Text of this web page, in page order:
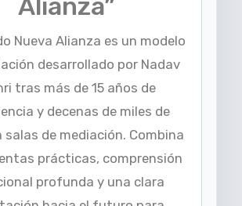
Nueva Alianza es un modelo
desarrollado por Nadav
tras más de 15 años de
y decenas de miles de
salas de mediación. Combina
prácticas, comprensión
profunda y una clara